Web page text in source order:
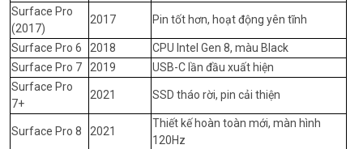
Surface Pro
(2017)
2017 Pin tốt hơn, hoạt động yên tĩnh
Surface Pro 6 2018
CPU Intel Gen 8, màu Black
Surface Pro 7
2019
USB-C lần đầu xuất hiện
Surface Pro
7+
2021 SSD tháo rời, pin cải thiện
Surface Pro 8 2021
Thiết kế hoàn toàn mới, màn hình
120Hz